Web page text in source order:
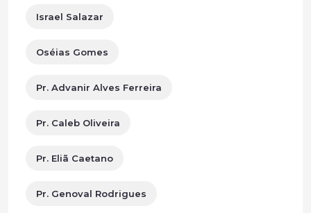
Israel Salazar
Oséias Gomes
Pr. Advanir Alves Ferreira
Pr. Caleb Oliveira
Pr. Eliã Caetano
Pr. Genoval Rodrigues